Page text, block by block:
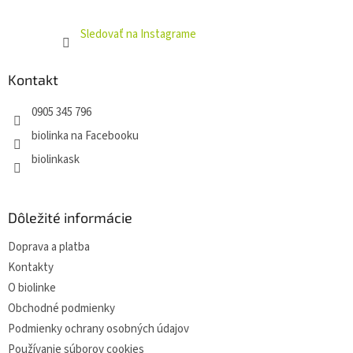
Sledovať na Instagrame
Kontakt
0905 345 796
biolinka na Facebooku
biolinkask
Dôležité informácie
Doprava a platba
Kontakty
O biolinke
Obchodné podmienky
Podmienky ochrany osobných údajov
Používanie súborov cookies